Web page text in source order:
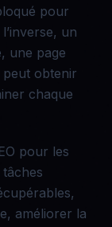
pour
un
une page
peut obtenir
chaque
pour les
améliorer la